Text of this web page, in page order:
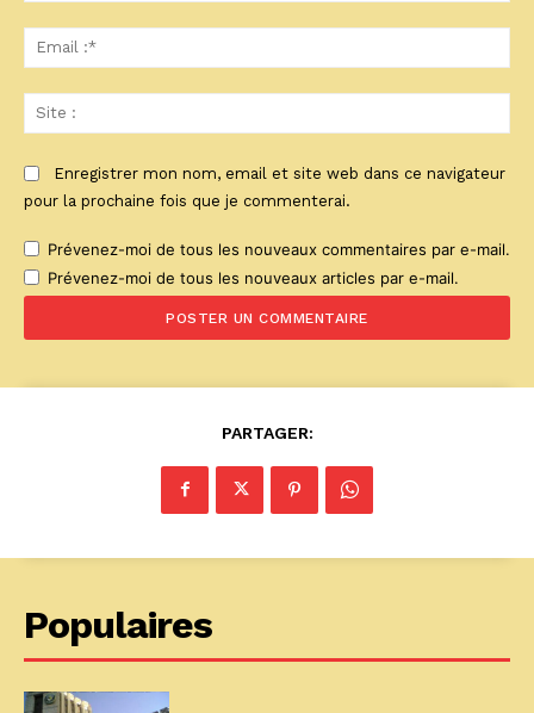
:*
:
Enregistrer mon nom, email et site web dans ce navigateur
pour la prochaine fois que je commenterai.
Prévenez-moi de tous les nouveaux commentaires par e-mail.
Prévenez-moi de tous les nouveaux articles par e-mail.
PARTAGER:
Populaires